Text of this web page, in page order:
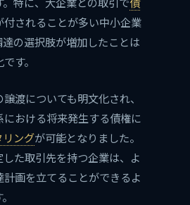
付されることが多い中小企業
の選択肢が増加したことは
す。
渡についても明文化され、
おける将来発生する債権に
リングが可能となりました。
した取引先を持つ企業は、よ
計画を立てることができるよ